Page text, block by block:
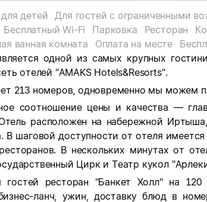
детей
Бесплатный Wi-Fi Парковка Ресторан
ванная комната
Оплата на месте
одной из самых крупных
отелей "AMAKS Hotels&Resorts".
213 номеров, одновременно мы можем
соотношение цены и качества —
расположен на набережной
В шаговой доступности от отеля
В нескольких минутах от
Цирк и Театр кукол
гостей ресторан "Банкет Холл" на
ланч, ужин, доставку блюд в